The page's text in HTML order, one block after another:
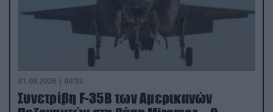
01.08.2026 | 00:02
Συνετρίβη F-35B των Αμερικανών